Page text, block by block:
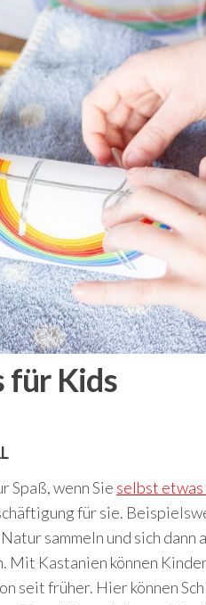
für Kids
Spaß, wenn Sie selbst
für sie.
sammeln und sich
Mit Kastanien können
seit früher. Hier können